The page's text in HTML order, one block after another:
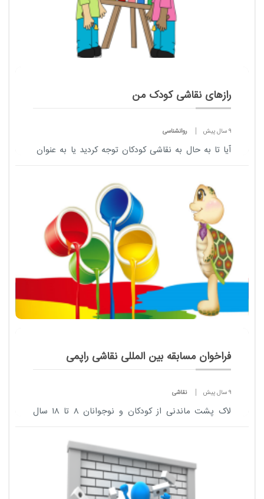
رازهای نقاشی کودک من
9 سال پیش روانشناسی
آیا تا به حال به نقاشی كودكان توجه كردید یا به عنوان ​
برای بزرگسالان و گاه ...
فراخوان مسابقه بین المللی نقاشی راپمی
9 سال پیش نقاشی
لاک پشت ماندنی از کودکان و نوجوانان ۸ تا ۱۸ سال
راپمی، از فرصت یک هفته باقیمانده تا ۲۰ اسفند استفاده
کنند. اطلاعات بیشتر مسابقه بین ...